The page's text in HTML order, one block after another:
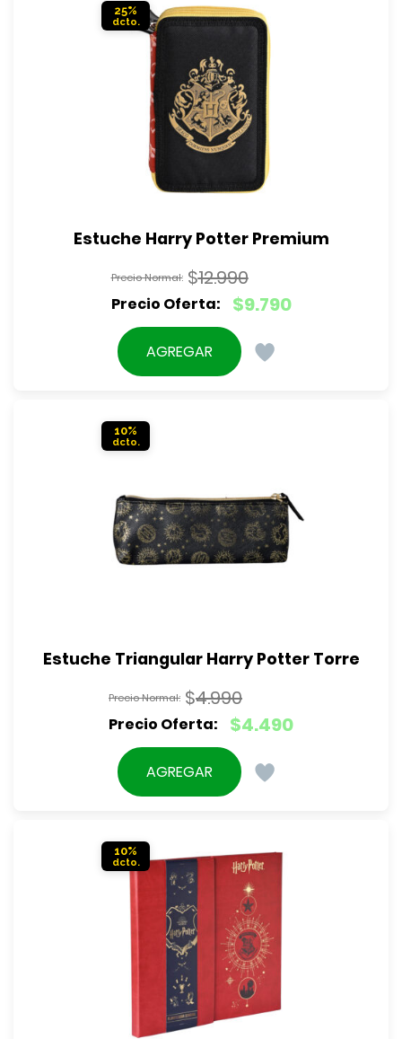
25%
Estuche Harry Potter Premium
$12.990
El
precio
original
$9.790
El
precio
actual
AGREGAR
10%
Estuche Triangular Harry Potter Torre
$4.990
El
precio
original
$4.490
El
precio
actual
AGREGAR
10%